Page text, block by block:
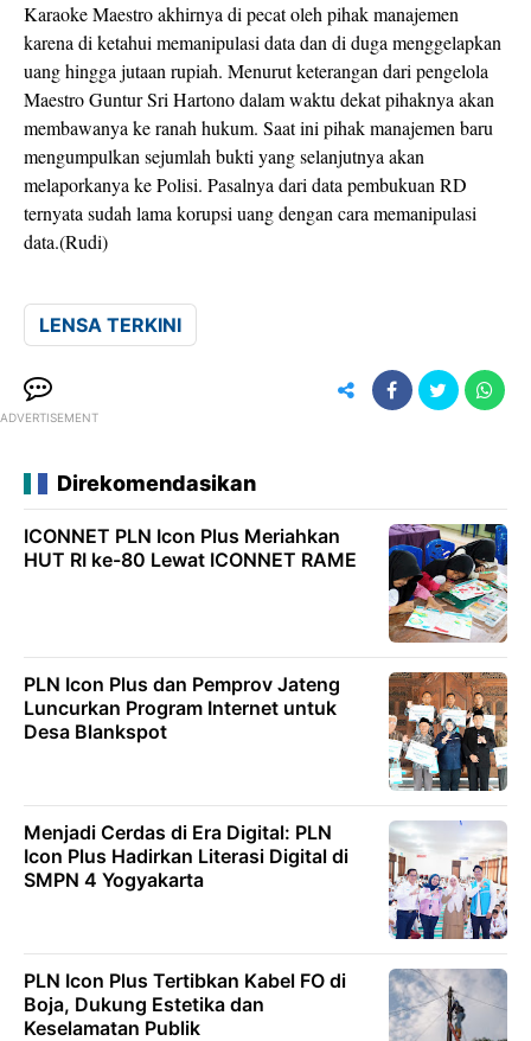
Karaoke Maestro akhirnya di pecat oleh pihak manajemen
karena di ketahui memanipulasi data dan di duga menggelapkan
uang hingga jutaan rupiah. Menurut keterangan dari pengelola
Maestro Guntur Sri Hartono dalam waktu dekat pihaknya akan
membawanya ke ranah hukum. Saat ini pihak manajemen baru
mengumpulkan sejumlah bukti yang selanjutnya akan
melaporkanya ke Polisi. Pasalnya dari data pembukuan RD
ternyata sudah lama korupsi uang dengan cara memanipulasi
data.(Rudi)
LENSA TERKINI
ADVERTISEMENT
Direkomendasikan
ICONNET PLN Icon Plus Meriahkan
HUT RI ke-80 Lewat ICONNET RAME
PLN Icon Plus dan Pemprov Jateng
Luncurkan Program Internet untuk
Desa Blankspot
Menjadi Cerdas di Era Digital: PLN
Icon Plus Hadirkan Literasi Digital di
SMPN 4 Yogyakarta
PLN Icon Plus Tertibkan Kabel FO di
Boja, Dukung Estetika dan
Keselamatan Publik